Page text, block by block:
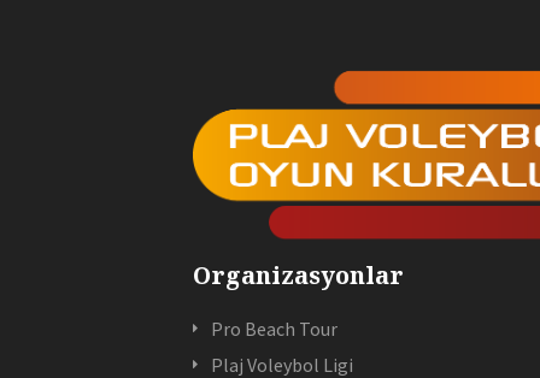
Organizasyonlar
Pro Beach Tour
Plaj Voleybol Ligi